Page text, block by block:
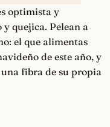
optimista y
quejica. Pelean a
el que alimentas
de este año, y
fibra de su propia